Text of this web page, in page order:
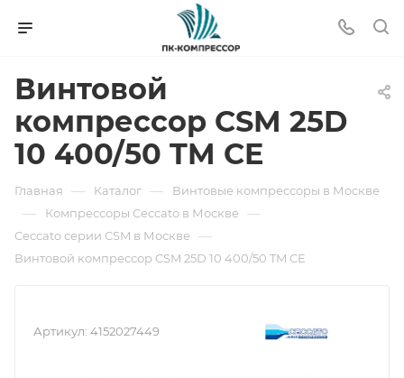
Винтовой
компрессор CSM 25D
10 400/50 TM CE
Главная — Каталог — Винтовые компрессоры в Москве
— Компрессоры Ceccato в Москве —
Ceccato серии CSM в Москве —
Винтовой компрессор CSM 25D 10 400/50 TM CE
Артикул: 4152027449